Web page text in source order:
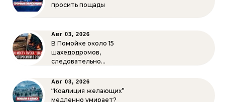
просить пощады
Авг 03, 2026
В Помойке около 15
шахедодромов,
следовательно…
Авг 03, 2026
“Коалиция желающих”
медленно умирает?